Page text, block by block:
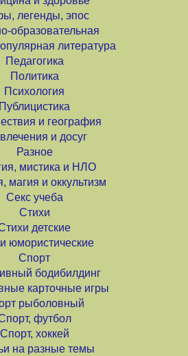
легенды, эпос
образовательная
литература
Педагогика
Политика
Психология
Публицистика
и география
и досуг
Разное
мистика и НЛО
магия и оккультизм
Секс учеба
Стихи
детские
юмористические
Спорт
бодибилдинг
карточные игры
рыболовный
футбол
Спорт, хоккей
на разные темы